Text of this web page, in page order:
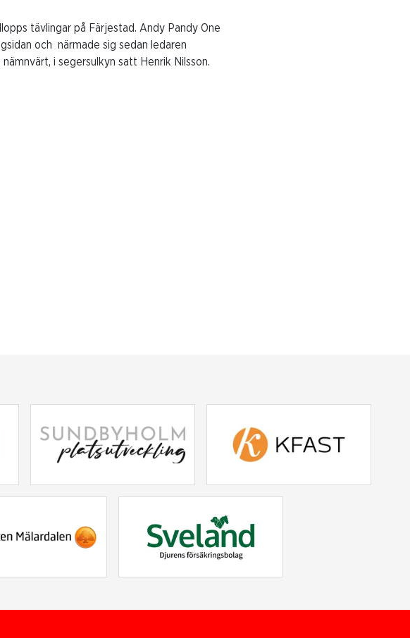
tävlingar på Färjestad. Andy Pandy One
och närmade sig sedan ledaren
i segersulkyn satt Henrik Nilsson.